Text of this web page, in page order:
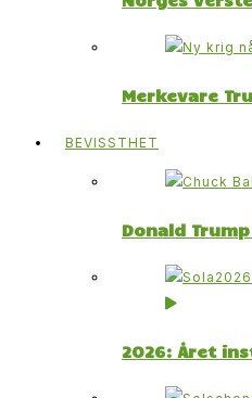
Merkevare
BEVISSTHET
Donald
2026: Året